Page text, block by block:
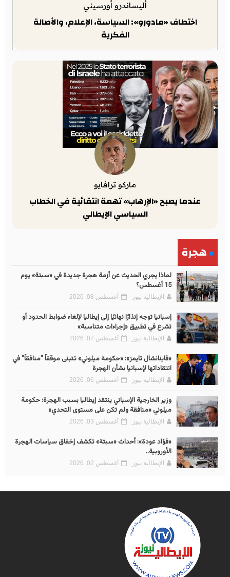
أليساندرو أورسيني
اختطاف «مادورو»: السياسة، الإعلام، والأصالة
الفكرية
ماركو ترافايو
عندما يصبح «الإرهاب» تهمة انتقائية في الخطاب
السياسي الإيطالي
هجرة
لماذا يجري الحديث عن أزمة هجرة جديدة في «سبتة» يوم
15 أغسطس؟
الإيطالية نيوز أغسطس 08, 2026
إسبانيا توجه إنذارًا نهائيًا إلى إيطاليا لإلغاء ضوابط الحدود أو
تشرع في تطبيق «إجراءات متناسبة»
الإيطالية نيوز أغسطس 07, 2026
«فاينانشال تايمز»: «حكومة ميلوني» تتبنى موقفاً "منافقاً" في
انتقاداتها لإسبانيا بشأن الهجرة
الإيطالية نيوز أغسطس 06, 2026
وزير الخارجية الإسباني ينتقد إيطاليا بسبب الهجرة: حكومة
ميلوني «منافقة ولم تكن على مستوى التحدي»
الإيطالية نيوز أغسطس 03, 2026
«فؤاد عودة»: أحداث «سبتة» تكشف إخفاق سياسات الهجرة
الأوروبية..
الإيطالية نيوز أغسطس 02, 2026